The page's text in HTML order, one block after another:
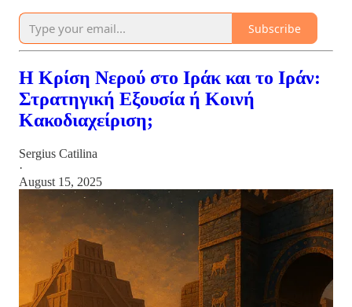
Subscribe
Η Κρίση Νερού στο Ιράκ και το Ιράν:
Στρατηγική Εξουσία ή Κοινή
Κακοδιαχείριση;
Sergius Catilina
·
August 15, 2025